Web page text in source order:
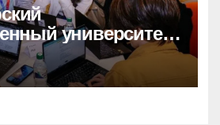
университет
студий